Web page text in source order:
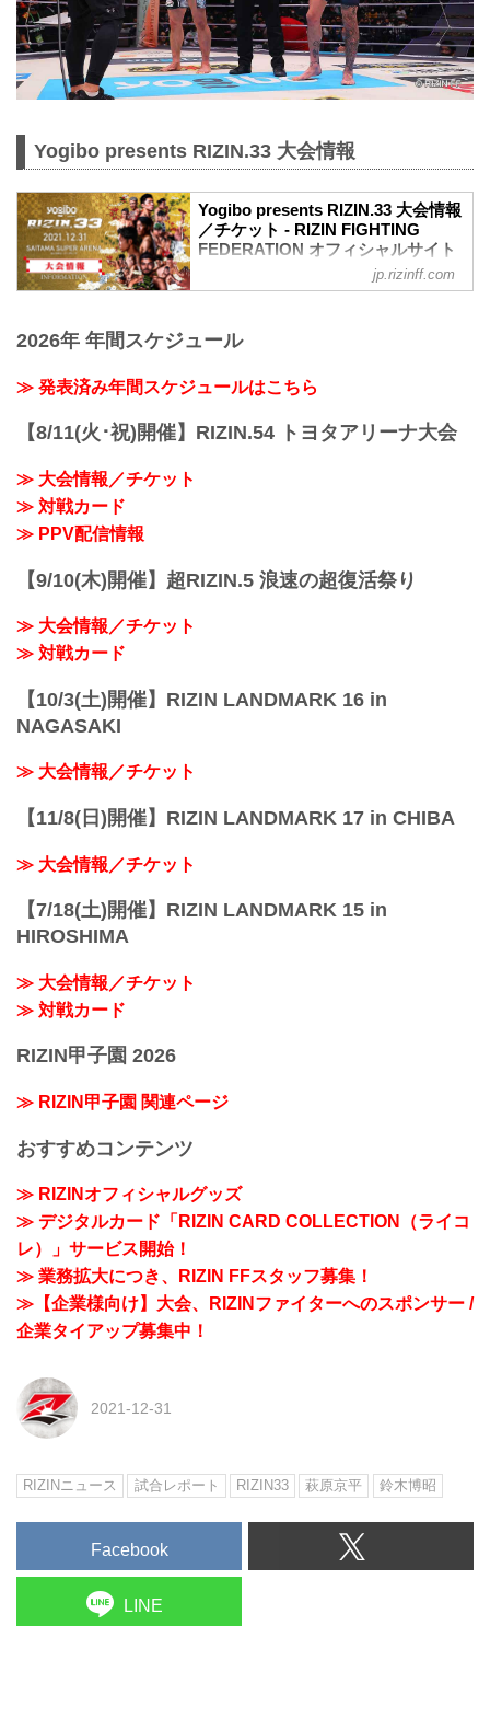
Yogibo presents RIZIN.33 大会情報
Yogibo presents RIZIN.33 大会情報
／チケット - RIZIN FIGHTING
FEDERATION オフィシャルサイト
大会概要
Yogibo presents RIZIN.33
2021年12月31日（金）11:30開場 / 13:30
開始
さいたまスーパーアリーナ
jp.rizinff.com
2026年 年間スケジュール
≫ 発表済み年間スケジュールはこちら
【8/11(火･祝)開催】RIZIN.54 トヨタアリーナ大会
≫ 大会情報／チケット
≫ 対戦カード
≫ PPV配信情報
【9/10(木)開催】超RIZIN.5 浪速の超復活祭り
≫ 大会情報／チケット
≫ 対戦カード
【10/3(土)開催】RIZIN LANDMARK 16 in
NAGASAKI
≫ 大会情報／チケット
【11/8(日)開催】RIZIN LANDMARK 17 in CHIBA
≫ 大会情報／チケット
【7/18(土)開催】RIZIN LANDMARK 15 in
HIROSHIMA
≫ 大会情報／チケット
≫ 対戦カード
RIZIN甲子園 2026
≫ RIZIN甲子園 関連ページ
おすすめコンテンツ
≫ RIZINオフィシャルグッズ
≫ デジタルカード「RIZIN CARD COLLECTION（ライコ
レ）」サービス開始！
≫ 業務拡大につき、RIZIN FFスタッフ募集！
≫【企業様向け】大会、RIZINファイターへのスポンサー /
企業タイアップ募集中！
2021-12-31
RIZINニュース 試合レポート RIZIN33 萩原京平 鈴木博昭
Facebook
LINE